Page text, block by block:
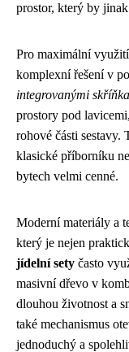
prostor, který by
Pro maximální
komplexní řešení v
integrovanými
prostory pod
rohové části sestavy.
klasické příborníku
bytech velmi cenné.
Moderní materiály a
který je nejen
jídelní sety často
masivní dřevo v
dlouhou životnost a
také mechanismus
jednoduchý a